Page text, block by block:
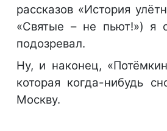
рассказов «История
«Святые – не пьют!») я
подозревал.
Ну, и наконец,
которая когда-нибудь
Москву.